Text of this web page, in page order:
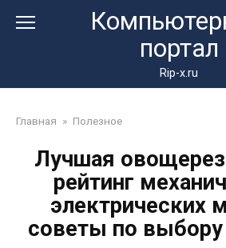
портал
Rip-x.ru
Главная » Полезное
Лучшая
рейтинг
электрических
советы по